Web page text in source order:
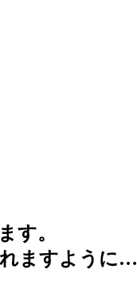
す。
ますように…